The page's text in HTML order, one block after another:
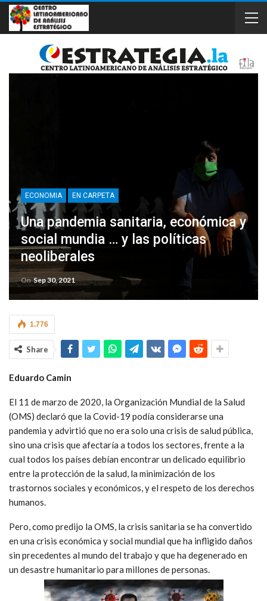
ECONOMIA EN CARPETA
Una pandemia sanitaria, económica y
social mundia … y las políticas
neoliberales
OnSep 30, 2021
1.776
Share
Eduardo Camin
El 11 de marzo de 2020, la Organización Mundial de la Salud
(OMS) declaró que la Covid-19 podía considerarse una
pandemia y advirtió que no era solo una crisis de salud pública,
sino una crisis que afectaría a todos los sectores, frente a la
cual todos los países debían encontrar un delicado equilibrio
entre la protección de la salud, la minimización de los
trastornos sociales y económicos, y el respeto de los derechos
humanos.
Pero, como predijo la OMS, la crisis sanitaria se ha convertido
en una crisis económica y social mundial que ha infligido daños
sin precedentes al mundo del trabajo y que ha degenerado en
un desastre humanitario para millones de personas.